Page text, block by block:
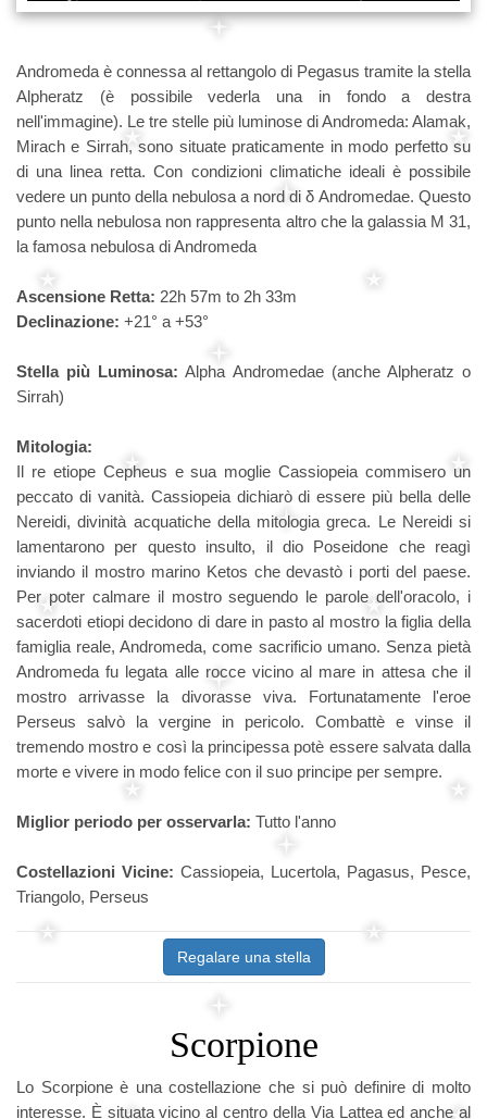
Andromeda è connessa al rettangolo di Pegasus tramite la stella
Alpheratz (è possibile vederla una in fondo a destra
nell'immagine). Le tre stelle più luminose di Andromeda: Alamak,
Mirach e Sirrah, sono situate praticamente in modo perfetto su
di una linea retta. Con condizioni climatiche ideali è possibile
vedere un punto della nebulosa a nord di δ Andromedae. Questo
punto nella nebulosa non rappresenta altro che la galassia M 31,
la famosa nebulosa di Andromeda
Ascensione Retta: 22h 57m to 2h 33m
Declinazione: +21° a +53°
Stella più Luminosa: Alpha Andromedae (anche Alpheratz o
Sirrah)
Mitologia:
Il re etiope Cepheus e sua moglie Cassiopeia commisero un
peccato di vanità. Cassiopeia dichiarò di essere più bella delle
Nereidi, divinità acquatiche della mitologia greca. Le Nereidi si
lamentarono per questo insulto, il dio Poseidone che reagì
inviando il mostro marino Ketos che devastò i porti del paese.
Per poter calmare il mostro seguendo le parole dell'oracolo, i
sacerdoti etiopi decidono di dare in pasto al mostro la figlia della
famiglia reale, Andromeda, come sacrificio umano. Senza pietà
Andromeda fu legata alle rocce vicino al mare in attesa che il
mostro arrivasse la divorasse viva. Fortunatamente l'eroe
Perseus salvò la vergine in pericolo. Combattè e vinse il
tremendo mostro e così la principessa potè essere salvata dalla
morte e vivere in modo felice con il suo principe per sempre.
Miglior periodo per osservarla: Tutto l'anno
Costellazioni Vicine: Cassiopeia, Lucertola, Pagasus, Pesce,
Triangolo, Perseus
Regalare una stella
Scorpione
Lo Scorpione è una costellazione che si può definire di molto
interesse. È situata vicino al centro della Via Lattea ed anche al